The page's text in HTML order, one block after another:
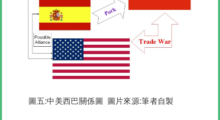
圖五:中美西巴關係圖 圖片來源:筆者自製